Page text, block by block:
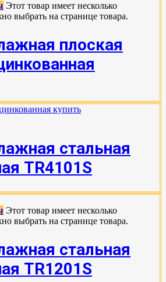
Этот товар имеет несколько
выбрать на странице товара.
плоская
стальная
TR4101S
Этот товар имеет несколько
выбрать на странице товара.
стальная
TR1201S